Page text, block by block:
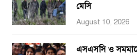
মেসি
August 10, 2026
এসএসসি ও